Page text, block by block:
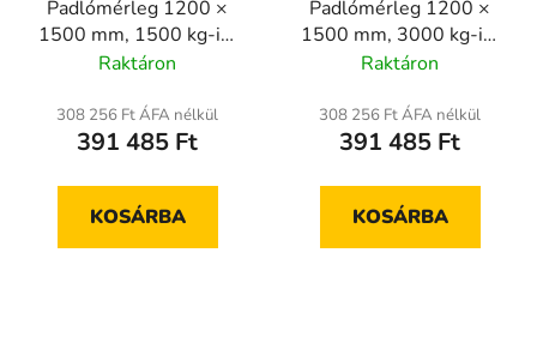
Padlómérleg 1200 ×
1500 mm, 1500 kg-ig,
hitelesített
Raktáron
308 256 Ft ÁFA nélkül
391 485 Ft
KOSÁRBA
Padlómérleg 1200 ×
1500 mm, 3000 kg-ig,
hitelesített
Raktáron
308 256 Ft ÁFA nélkül
391 485 Ft
KOSÁRBA